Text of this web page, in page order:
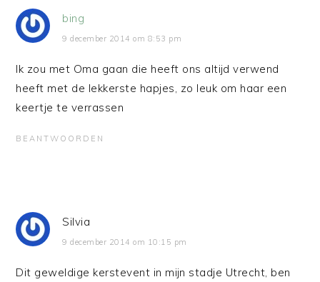
bing
9 december 2014 om 8:53 pm
Ik zou met Oma gaan die heeft ons altijd verwend
heeft met de lekkerste hapjes, zo leuk om haar een
keertje te verrassen
BEANTWOORDEN
Silvia
9 december 2014 om 10:15 pm
Dit geweldige kerstevent in mijn stadje Utrecht, ben